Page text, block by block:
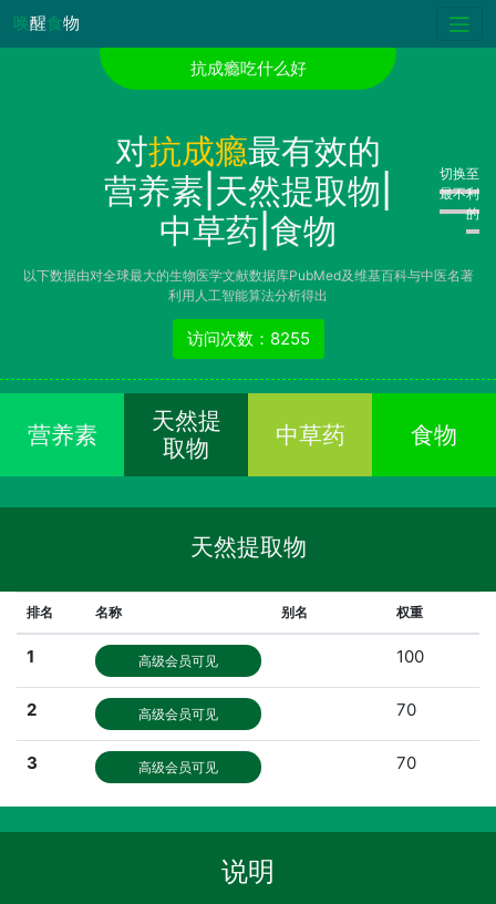
唤醒食物
抗成瘾吃什么好
对抗成瘾最有效的
营养素|天然提取物|
中草药|食物
切换至
最不利
的
以下数据由对全球最大的生物医学文献数据库PubMed及维基百科与中医名著
利用人工智能算法分析得出
访问次数：8255
营养素
天然提
取物
中草药 食物
天然提取物
排名 名称 别名 权重
1 高级会员可见 100
2 高级会员可见 70
3 高级会员可见 70
说明